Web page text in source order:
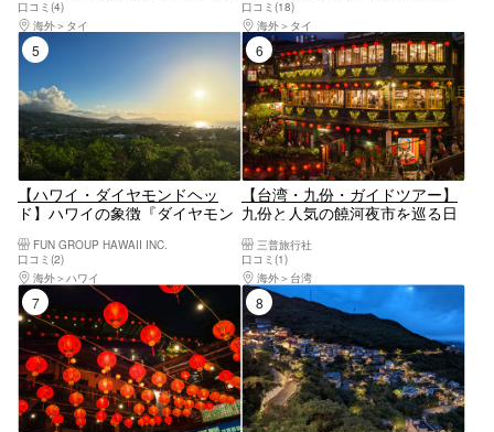
ド・ホテルお迎え付）
口コミ(4)
海外
タイ
お迎え付き)
口コミ(18)
海外
タイ
【ハワイ・ダイヤモンドヘッ
ド】ハワイの象徴『ダイヤモン
FUN GROUP HAWAII INC.
口コミ(2)
海外
ハワイ
6位
【台湾・九份・ガイドツアー】
九份と人気の饒河夜市を巡る日
ン）三普旅行社
口コミ(1)
海外
台湾
8位